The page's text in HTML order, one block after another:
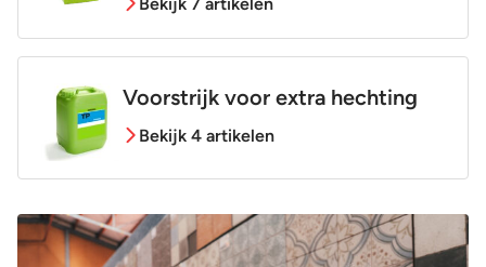
Voorstrijk voor extra hechting
Bekijk 4 artikelen